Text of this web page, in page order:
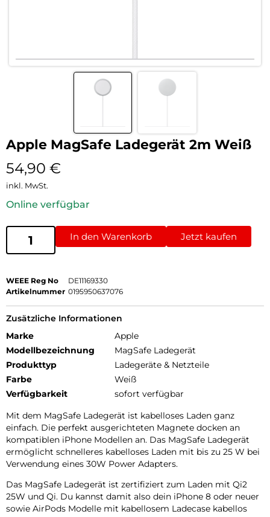
Apple MagSafe Ladegerät 2m Weiß
54,90 €
inkl. MwSt.
Online verfügbar
In den Warenkorb Jetzt kaufen
WEEE Reg No
DE11169330
Artikelnummer 0195950637076
Zusätzliche Informationen
Marke
Apple
Modellbezeichnung
MagSafe Ladegerät
Produkttyp
Ladegeräte & Netzteile
Farbe
Weiß
Verfügbarkeit
sofort verfügbar
Mit dem MagSafe Ladegerät ist kabelloses Laden ganz
einfach. Die perfekt ausgerichteten Magnete docken an
kompatiblen iPhone Modellen an. Das MagSafe Ladegerät
ermöglicht schnelleres kabelloses Laden mit bis zu 25 W bei
Verwendung eines 30W Power Adapters.
Das MagSafe Ladegerät ist zertifiziert zum Laden mit Qi2
25W und Qi. Du kannst damit also dein iPhone 8 oder neuer
sowie AirPods Modelle mit kabellosem Ladecase kabellos